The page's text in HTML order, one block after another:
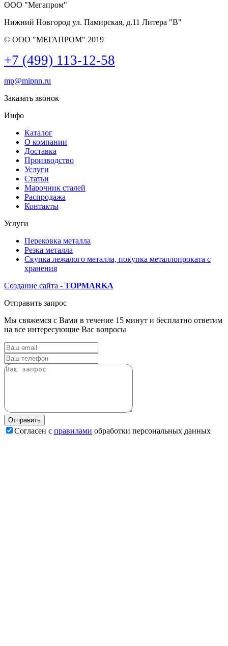
ООО "Мегапром"
Нижний Новгород ул. Памирская, д.11 Литера "В"
© ООО "МЕГАПРОМ" 2019
+7 (499) 113-12-58
mp@mipnn.ru
Заказать звонок
Инфо
Каталог
О компании
Доставка
Производство
Услуги
Статьи
Марочник сталей
Распродажа
Контакты
Услуги
Перековка металла
Резка металла
Скупка лежалого металла, покупка металлопроката с
хранения
Создание сайта - TOPMARKA
Отправить запрос
Мы свяжемся с Вами в течение 15 минут и бесплатно ответим
на все интересующие Вас вопросы
Согласен с правилами обработки персональных данных